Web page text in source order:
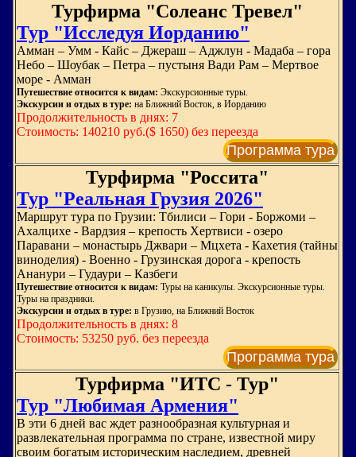
Турфирма "Солеанс Тревел"
Тур "Исследуя Иорданию"
Амман – Умм - Кайс – Джераш – Аджлун - Мадаба – гора
Небо – Шоубак – Петра – пустыня Вади Рам – Мертвое
море - Амман
Путешествие относится к видам: Экскурсионные туры.
Экскурсии и отдых в туре: на Ближний Восток, в Иорданию
Продолжительность в днях: 7
Стоимость: 140210 руб.($ 1650) без переезда
Программа тура
Турфирма "Россита"
Тур "Реальная Грузия 2026"
Маршрут тура по Грузии: Тбилиси – Гори - Боржоми –
Ахалцихе - Вардзия – крепость Хертвиси - озеро
Паравани – монастырь Джвари – Мцхета - Кахетия (тайны
виноделия) - Военно - Грузинская дорога - крепость
Ананури – Гудаури – Казбеги
Путешествие относится к видам: Туры на каникулы. Экскурсионные туры.
Туры на праздники.
Экскурсии и отдых в туре: в Грузию, на Ближний Восток
Продолжительность в днях: 8
Стоимость: 53250 руб. без переезда
Программа тура
Турфирма "ИТС - Тур"
Тур "Любимая Армения"
В эти 6 дней вас ждет разнообразная культурная и
развлекательная программа по стране, известной миру
своим богатым историческим наследием, древней